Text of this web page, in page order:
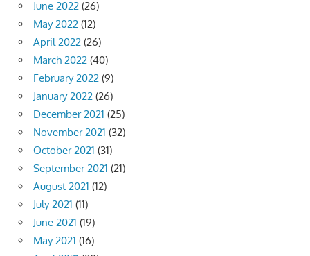
June 2022 (26)
May 2022 (12)
April 2022 (26)
March 2022 (40)
February 2022 (9)
January 2022 (26)
December 2021 (25)
November 2021 (32)
October 2021 (31)
September 2021 (21)
August 2021 (12)
July 2021 (11)
June 2021 (19)
May 2021 (16)